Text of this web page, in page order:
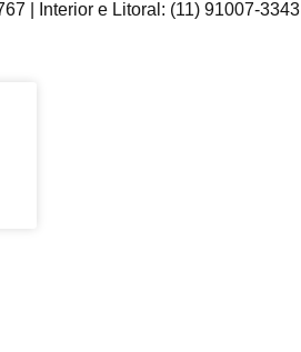
| Interior e Litoral: (11) 91007-3343